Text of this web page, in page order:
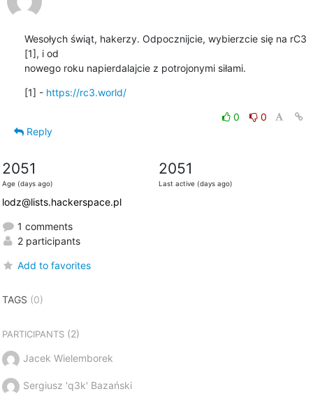
Wesołych świąt, hakerzy. Odpocznijcie, wybierzcie się na rC3
[1], i od
nowego roku napierdalajcie z potrojonymi siłami.
[1] - https://rc3.world/
0
0
Reply
2051
Age (days ago)
2051
Last active (days ago)
lodz@lists.hackerspace.pl
1 comments
2 participants
Add to favorites
TAGS (0)
PARTICIPANTS(2)
Jacek Wielemborek
Sergiusz 'q3k' Bazański